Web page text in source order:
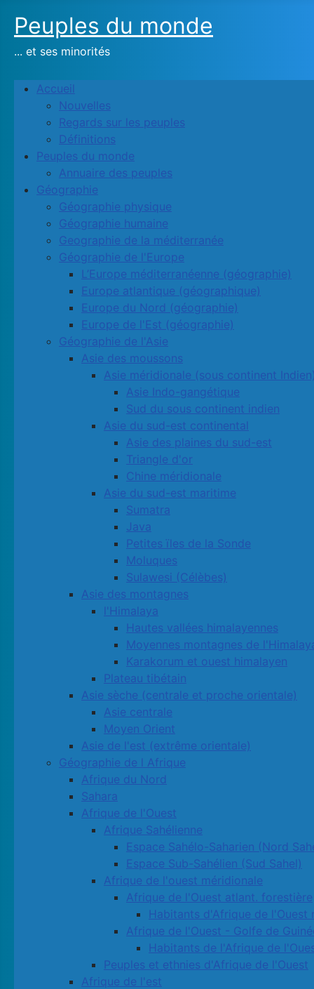
Peuples du monde
... et ses minorités
Accueil
Nouvelles
Regards sur les peuples
Définitions
Peuples du monde
Annuaire des peuples
Géographie
Géographie physique
Géographie humaine
Geographie de la méditerranée
Géographie de l'Europe
L’Europe méditerranéenne (géographie)
Europe atlantique (géographique)
Europe du Nord (géographie)
Europe de l'Est (géographie)
Géographie de l'Asie
Asie des moussons
Asie méridionale (sous continent
Asie Indo-gangétique
Sud du sous continent indien
Asie du sud-est continental
Asie des plaines du sud-est
Triangle d'or
Chine méridionale
Asie du sud-est maritime
Sumatra
Java
Petites ïles de la Sonde
Moluques
Sulawesi (Célèbes)
Asie des montagnes
l'Himalaya
Hautes vallées himalayennes
Moyennes montagnes de
Karakorum et ouest himalayen
Plateau tibétain
Asie sèche (centrale et proche orientale)
Asie centrale
Moyen Orient
Asie de l'est (extrême orientale)
Géographie de l Afrique
Afrique du Nord
Sahara
Afrique de l'Ouest
Afrique Sahélienne
Espace Sahélo-Saharien (Nord
Espace Sub-Sahélien (Sud Sahel)
Afrique de l'ouest méridionale
Afrique de l'Ouest atlant. forestière
Habitants d'Afrique de
Afrique de l'Ouest - Golfe de
Habitants de l'Afrique de
Peuples et ethnies d'Afrique de l'Ouest
Afrique de l'est